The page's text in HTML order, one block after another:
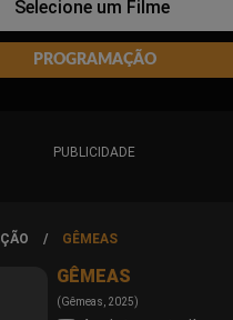
PUBLICIDADE
GÊMEAS
GÊMEAS
(Gêmeas, 2025)